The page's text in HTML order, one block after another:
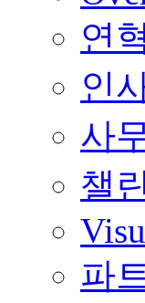
연혁
인
사
챌
파